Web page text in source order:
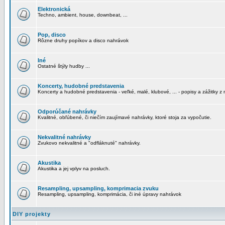
Elektronická
Techno, ambient, house, downbeat, ...
Pop, disco
Rôzne druhy popíkov a disco nahrávok
Iné
Ostatné štýly hudby ...
Koncerty, hudobné predstavenia
Koncerty a hudobné predstavenia - veľké, malé, klubové, ... - popisy a zážitky z
Odporúčané nahrávky
Kvalitné, obľúbené, či niečím zaujímavé nahrávky, ktoré stoja za vypočutie.
Nekvalitné nahrávky
Zvukovo nekvalitné a "odfláknuté" nahrávky.
Akustika
Akustika a jej vplyv na posluch.
Resampling, upsampling, komprimacia zvuku
Resampling, upsampling, komprimácia, či iné úpravy nahrávok
DIY projekty